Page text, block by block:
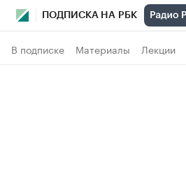
ПОДПИСКА НА РБК
В подписке Материалы Лекции